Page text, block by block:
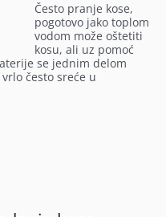
Često pranje kose,
pogotovo jako toplom
vodom može oštetiti
kosu, ali uz pomoć
se jednim delom
često sreće u